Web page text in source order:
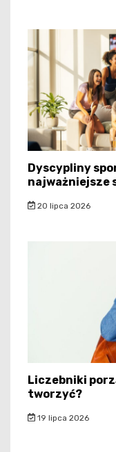
Dyscypliny
najważniejsze
20 lipca 2026
Liczebniki
tworzyć?
19 lipca 2026